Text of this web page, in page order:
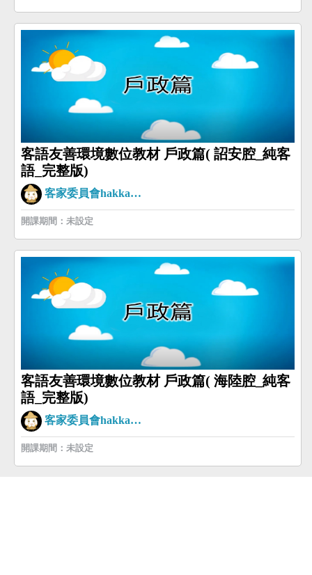
客語友善環境數位教材 戶政篇( 詔安腔_純客
語_完整版)
客家委員會hakkaman
開課期間：未設定
客語友善環境數位教材 戶政篇( 海陸腔_純客
語_完整版)
客家委員會hakkaman
開課期間：未設定